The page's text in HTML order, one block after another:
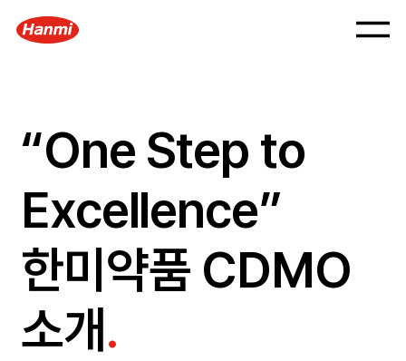
“One Step to
Excellence”
한미약품 CDMO
소개.